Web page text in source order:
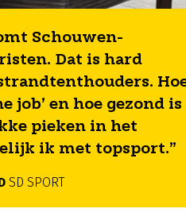
Schouwen-
Dat is hard
job’ en hoe gezond is
pieken in het
ik met topsport.”
SD SPORT